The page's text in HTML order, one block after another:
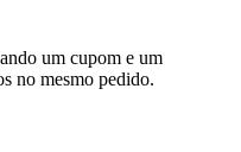
um cupom e um
no mesmo pedido.